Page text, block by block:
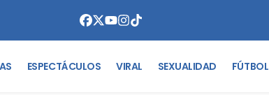
ESPECTÁCULOS VIRAL SEXUALIDAD FÚTBOL